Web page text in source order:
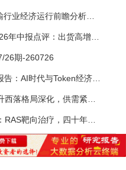
中银国际-2026年2季度交通运输行业经济运行前瞻分析：地缘冲突致航运和航空景气度分化，交通基础设施板块总体呈现稳健特征-260724
东吴证券-宁德时代-300750-2026年中报点评：出货高增业绩稳健，回购彰显龙头信心-260726
26期-260726
国联民生证券-AI行业深度研究报告：AI时代与Token经济，从技术符号到数字石油-260801
招商证券-创新药行业深度研究：RAS靶向治疗，四十年不可成药的终结，与终结之后的治疗格局演化-260805